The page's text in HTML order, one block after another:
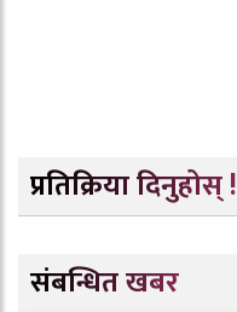
प्रतिक्रिया दिनुहोस् !
संबन्धित खबर